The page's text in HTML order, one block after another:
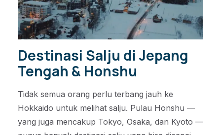
Destinasi Salju di Jepang
Tengah & Honshu
Tidak semua orang perlu terbang jauh ke
Hokkaido untuk melihat salju. Pulau Honshu —
yang juga mencakup Tokyo, Osaka, dan Kyoto —